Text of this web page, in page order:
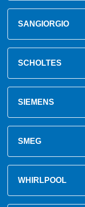
SANGIORGIO
SCHOLTES
SIEMENS
SMEG
WHIRLPOOL